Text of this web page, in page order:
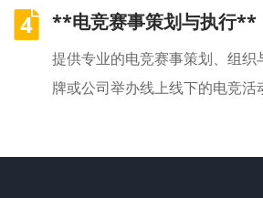
4 **电竞赛事策划与执行**
提供专业的电竞赛事策划、组织
牌或公司举办线上线下的电竞活